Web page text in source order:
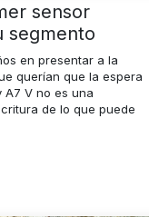
sensor
segmento
en presentar a la
querían que la espera
A7 V no es una
de lo que puede